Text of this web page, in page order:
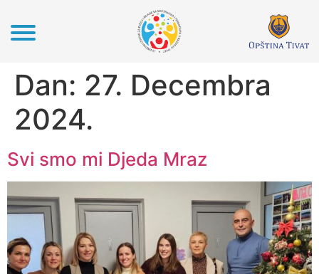
Dan: 27. Decembra
2024.
Svi smo mi Djeda Mraz